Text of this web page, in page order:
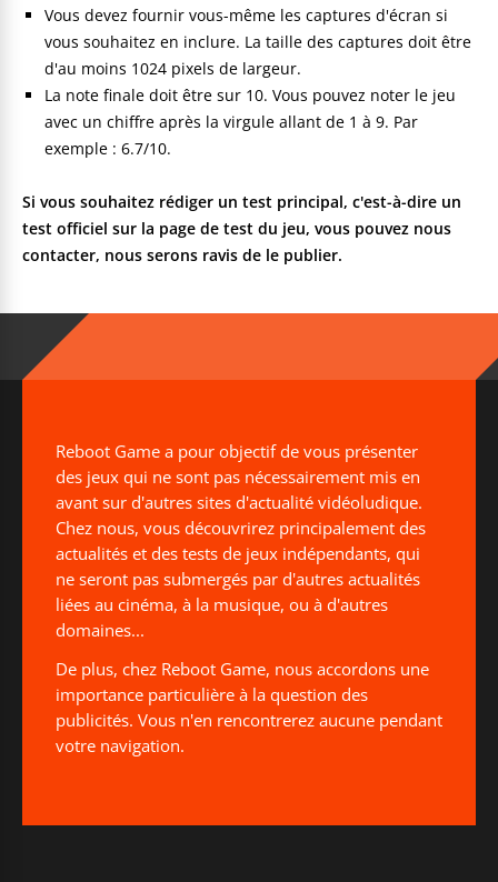
Vous devez fournir vous-même les captures d'écran si
vous souhaitez en inclure. La taille des captures doit être
d'au moins 1024 pixels de largeur.
La note finale doit être sur 10. Vous pouvez noter le jeu
avec un chiffre après la virgule allant de 1 à 9. Par
exemple : 6.7/10.
Si vous souhaitez rédiger un test principal, c'est-à-dire un
test officiel sur la page de test du jeu, vous pouvez nous
contacter, nous serons ravis de le publier.
Reboot Game a pour objectif de vous présenter
des jeux qui ne sont pas nécessairement mis en
avant sur d'autres sites d'actualité vidéoludique.
Chez nous, vous découvrirez principalement des
actualités et des tests de jeux indépendants, qui
ne seront pas submergés par d'autres actualités
liées au cinéma, à la musique, ou à d'autres
domaines...
De plus, chez Reboot Game, nous accordons une
importance particulière à la question des
publicités. Vous n'en rencontrerez aucune pendant
votre navigation.